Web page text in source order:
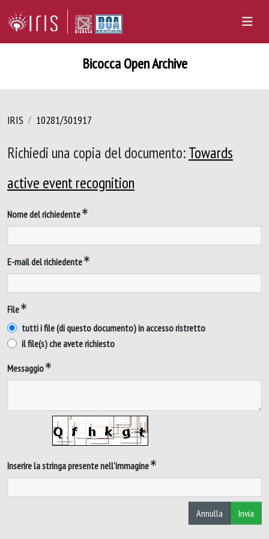
Bicocca Open Archive
IRIS 10281/301917
Richiedi una copia del documento:Towards
active event recognition
Nome del richiedente
E-mail del richiedente
File
tutti i file (di questo documento) in accesso ristretto
il file(s) che avete richiesto
Messaggio
Inserire la stringa presente nell'immagine
Annulla Invia